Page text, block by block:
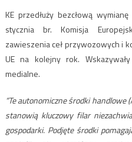
KE przedłuży bezcłową
stycznia br. Komisja
zawieszenia ceł przywozowych i
UE na kolejny rok.
medialne.
“Te autonomiczne środki handlowe
stanowią kluczowy filar
gospodarki. Podjęte środki